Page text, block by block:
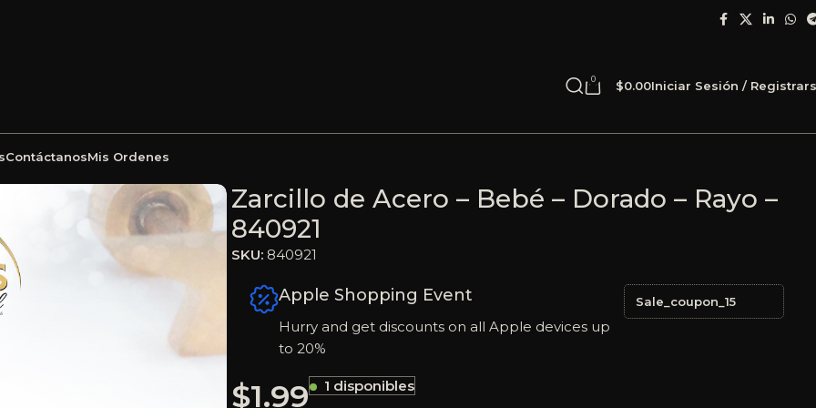
0 $0.00Iniciar Sesión /
ContáctanosMis Ordenes
Zarcillo de Acero – Bebé – Dorado – Rayo –
840921
SKU: 840921
Apple Shopping Event
Hurry and get discounts on all Apple devices up
to 20%
Sale_coupon_15
$1.99 1 disponibles